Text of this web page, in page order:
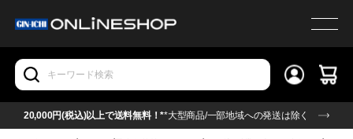
20,000円(税込)以上で送料無料！**大型商品/一部地域への発送は除く